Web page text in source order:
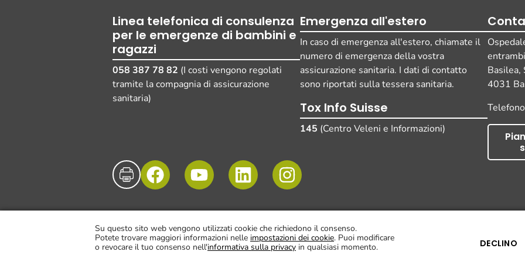
Linea telefonica di consulenza
per le emergenze di bambini e
ragazzi
058 387 78 82 (I costi vengono regolati
tramite la compagnia di assicurazione
sanitaria)
Emergenza all'estero
In caso di emergenza all'estero, chiamate il
numero di emergenza della vostra
assicurazione sanitaria. I dati di contatto
sono riportati sulla tessera sanitaria.
Tox Info Suisse
145 (Centro Veleni e Informazioni)
entrambi
Basilea,
4031
© UKBB, 2025 Impronta Protezione dei dati